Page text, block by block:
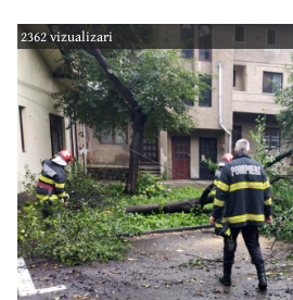
2362 vizualizari